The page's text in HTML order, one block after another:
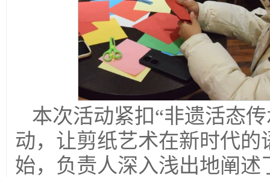
本次活动紧扣“非遗活态
动，让剪纸艺术在新时代
始，负责人深入浅出地阐